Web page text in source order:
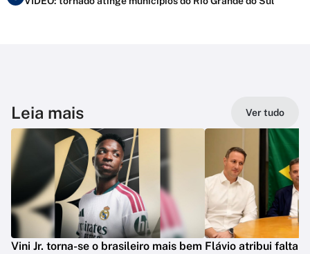
Leia mais Ver tudo
Vini Jr. torna-se o brasileiro mais bem Flávio atribui falta